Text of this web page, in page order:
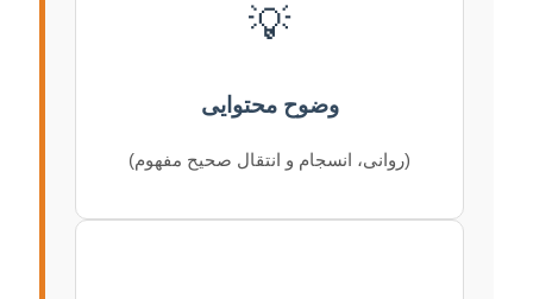
💡
وضوح محتوایی
(روانی، انسجام و انتقال صحیح مفهوم)